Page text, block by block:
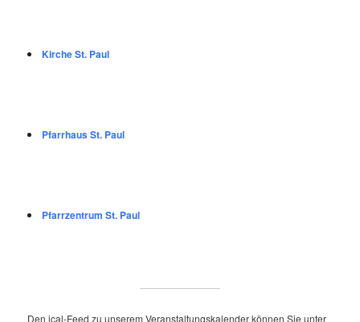
Kirche St. Paul
Pfarrhaus St. Paul
Pfarrzentrum St. Paul
Den ical-Feed zu unserem Veranstaltungskalender können Sie unter